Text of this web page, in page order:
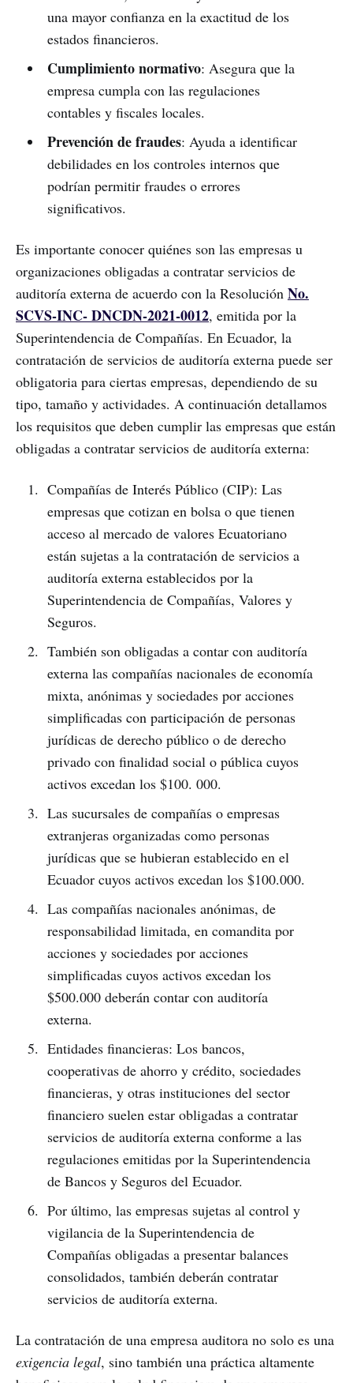
una mayor confianza en la exactitud de los
estados financieros.
Cumplimiento normativo: Asegura que la
empresa cumpla con las regulaciones
contables y fiscales locales.
Prevención de fraudes: Ayuda a identificar
debilidades en los controles internos que
podrían permitir fraudes o errores
significativos.
Es importante conocer quiénes son las empresas u
organizaciones obligadas a contratar servicios de
auditoría externa de acuerdo con la Resolución No.
SCVS-INC- DNCDN-2021-0012, emitida por la
Superintendencia de Compañías. En Ecuador, la
contratación de servicios de auditoría externa puede ser
obligatoria para ciertas empresas, dependiendo de su
tipo, tamaño y actividades. A continuación detallamos
los requisitos que deben cumplir las empresas que están
obligadas a contratar servicios de auditoría externa:
Compañías de Interés Público (CIP): Las
empresas que cotizan en bolsa o que tienen
acceso al mercado de valores Ecuatoriano
están sujetas a la contratación de servicios a
auditoría externa establecidos por la
Superintendencia de Compañías, Valores y
Seguros.
También son obligadas a contar con auditoría
externa las compañías nacionales de economía
mixta, anónimas y sociedades por acciones
simplificadas con participación de personas
jurídicas de derecho público o de derecho
privado con finalidad social o pública cuyos
activos excedan los $100. 000.
Las sucursales de compañías o empresas
extranjeras organizadas como personas
jurídicas que se hubieran establecido en el
Ecuador cuyos activos excedan los $100.000.
Las compañías nacionales anónimas, de
responsabilidad limitada, en comandita por
acciones y sociedades por acciones
simplificadas cuyos activos excedan los
$500.000 deberán contar con auditoría
externa.
Entidades financieras: Los bancos,
cooperativas de ahorro y crédito, sociedades
financieras, y otras instituciones del sector
financiero suelen estar obligadas a contratar
servicios de auditoría externa conforme a las
regulaciones emitidas por la Superintendencia
de Bancos y Seguros del Ecuador.
Por último, las empresas sujetas al control y
vigilancia de la Superintendencia de
Compañías obligadas a presentar balances
consolidados, también deberán contratar
servicios de auditoría externa.
La contratación de una empresa auditora no solo es una
exigencia legal, sino también una práctica altamente